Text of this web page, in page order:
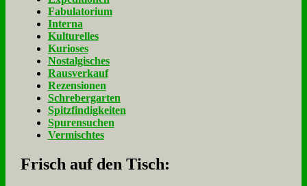
Fabulatorium
Interna
Kulturelles
Kurioses
Nostalgisches
Rausverkauf
Rezensionen
Schrebergarten
Spitzfindigkeiten
Spurensuchen
Vermischtes
Frisch auf den Tisch: